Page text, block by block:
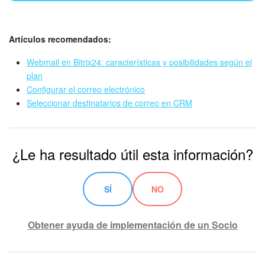
Artículos recomendados:
Webmail en Bitrix24: características y posibilidades según el
plan
Configurar el correo electrónico
Seleccionar destinatarios de correo en CRM
¿Le ha resultado útil esta información?
SÍ NO
Obtener ayuda de implementación de un Socio